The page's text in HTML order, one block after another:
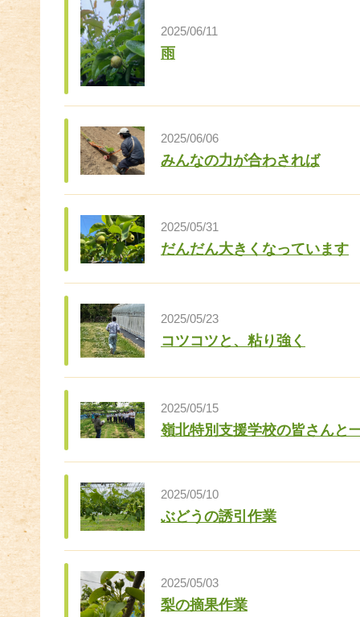
2025/06/11
雨
2025/06/06
みんなの力が合わされば
2025/05/31
だんだん大きくなっています
2025/05/23
コツコツと、粘り強く
2025/05/15
嶺北特別支援学校の皆さんと
2025/05/10
ぶどうの誘引作業
2025/05/03
梨の摘果作業